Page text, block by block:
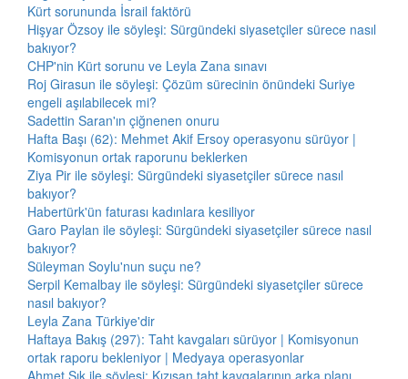
Kürt sorununda İsrail faktörü
Hişyar Özsoy ile söyleşi: Sürgündeki siyasetçiler sürece nasıl
bakıyor?
CHP'nin Kürt sorunu ve Leyla Zana sınavı
Roj Girasun ile söyleşi: Çözüm sürecinin önündeki Suriye
engeli aşılabilecek mi?
Sadettin Saran'ın çiğnenen onuru
Hafta Başı (62): Mehmet Akif Ersoy operasyonu sürüyor |
Komisyonun ortak raporunu beklerken
Ziya Pir ile söyleşi: Sürgündeki siyasetçiler sürece nasıl
bakıyor?
Habertürk'ün faturası kadınlara kesiliyor
Garo Paylan ile söyleşi: Sürgündeki siyasetçiler sürece nasıl
bakıyor?
Süleyman Soylu'nun suçu ne?
Serpil Kemalbay ile söyleşi: Sürgündeki siyasetçiler sürece
nasıl bakıyor?
Leyla Zana Türkiye'dir
Haftaya Bakış (297): Taht kavgaları sürüyor | Komisyonun
ortak raporu bekleniyor | Medyaya operasyonlar
Ahmet Şık ile söyleşi: Kızışan taht kavgalarının arka planı